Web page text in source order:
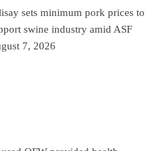
sets minimum pork prices to
swine industry amid ASF
7, 2026